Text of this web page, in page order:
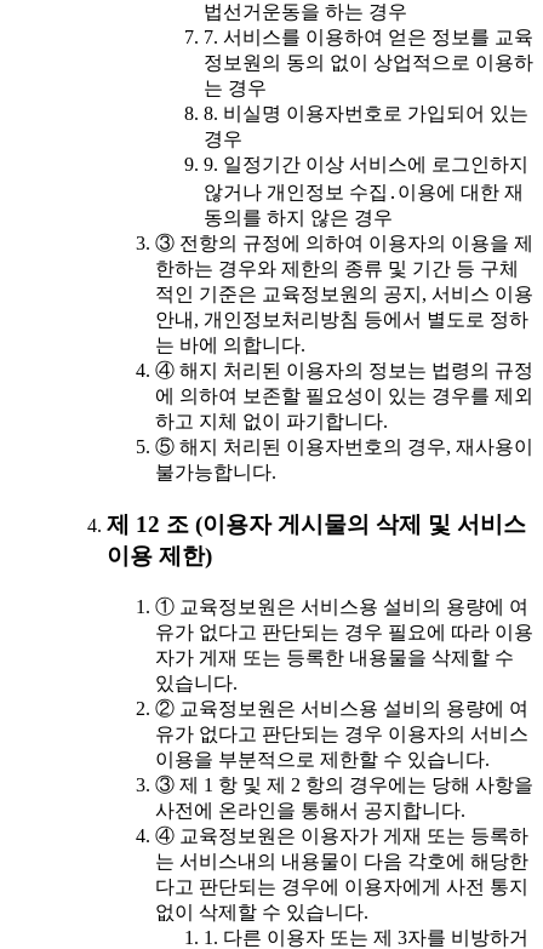
법선거운동을 하는 경우
7. 서비스를 이용하여 얻은 정보를 교육
정보원의 동의 없이 상업적으로 이용하
는 경우
8. 비실명 이용자번호로 가입되어 있는
경우
9. 일정기간 이상 서비스에 로그인하지
않거나 개인정보 수집․이용에 대한 재
동의를 하지 않은 경우
③ 전항의 규정에 의하여 이용자의 이용을 제
한하는 경우와 제한의 종류 및 기간 등 구체
적인 기준은 교육정보원의 공지, 서비스 이용
안내, 개인정보처리방침 등에서 별도로 정하
는 바에 의합니다.
④ 해지 처리된 이용자의 정보는 법령의 규정
에 의하여 보존할 필요성이 있는 경우를 제외
하고 지체 없이 파기합니다.
⑤ 해지 처리된 이용자번호의 경우, 재사용이
불가능합니다.
제 12 조 (이용자 게시물의 삭제 및 서비스
이용 제한)
① 교육정보원은 서비스용 설비의 용량에 여
유가 없다고 판단되는 경우 필요에 따라 이용
자가 게재 또는 등록한 내용물을 삭제할 수
있습니다.
② 교육정보원은 서비스용 설비의 용량에 여
유가 없다고 판단되는 경우 이용자의 서비스
이용을 부분적으로 제한할 수 있습니다.
③ 제 1 항 및 제 2 항의 경우에는 당해 사항을
사전에 온라인을 통해서 공지합니다.
④ 교육정보원은 이용자가 게재 또는 등록하
는 서비스내의 내용물이 다음 각호에 해당한
다고 판단되는 경우에 이용자에게 사전 통지
없이 삭제할 수 있습니다.
1. 다른 이용자 또는 제 3자를 비방하거